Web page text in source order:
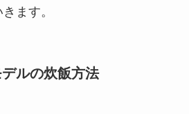
ます。
ルの炊飯方法